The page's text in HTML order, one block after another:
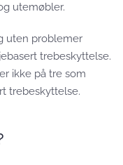
utemøbler.
uten problemer
trebeskyttelse.
ikke på tre som
trebeskyttelse.